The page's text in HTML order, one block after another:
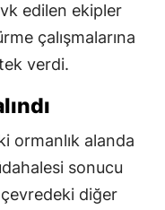
edilen ekipler
çalışmalarına
verdi.
ormanlık alanda
sonucu
çevredeki diğer